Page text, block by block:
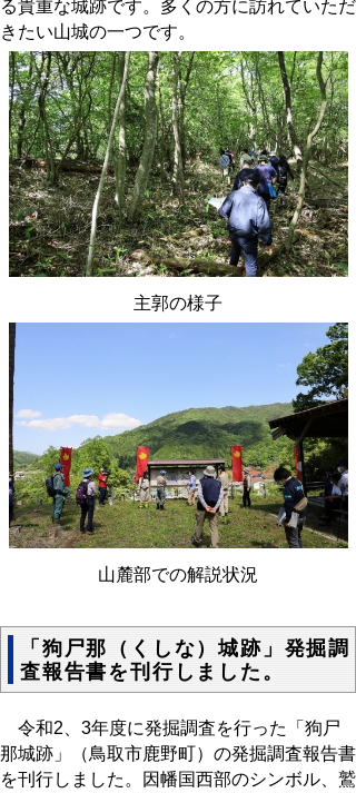
る貴重な城跡です。多くの方に訪れていただ
きたい山城の一つです。
主郭の様子
山麓部での解説状況
「狗尸那（くしな）城跡」発掘調
査報告書を刊行しました。
令和2、3年度に発掘調査を行った「狗尸
那城跡」（鳥取市鹿野町）の発掘調査報告書
を刊行しました。因幡国西部のシンボル、鷲